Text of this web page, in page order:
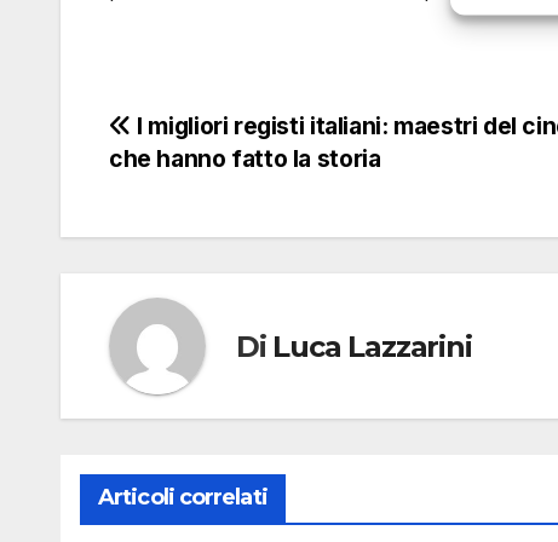
Navigazione
I migliori registi italiani: maestri del
che hanno fatto la storia
Di Luca Lazzarini
Articoli correlati